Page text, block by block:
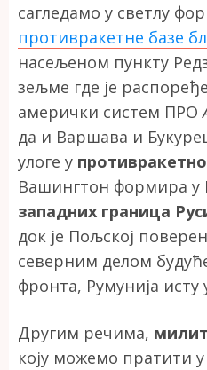
сагледамо у светлу
противракетне базе
насељеном пункту
зељме где је
амерички систем ПРО
да и Варшава и
улоге у
Вашингтон формира у
западних граница
док је Пољској
северним делом
фронта, Румунија исту
Другим речима,
коју можемо пратити